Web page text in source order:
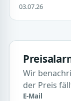
03.07.26
Wir
der Preis
E-Mail